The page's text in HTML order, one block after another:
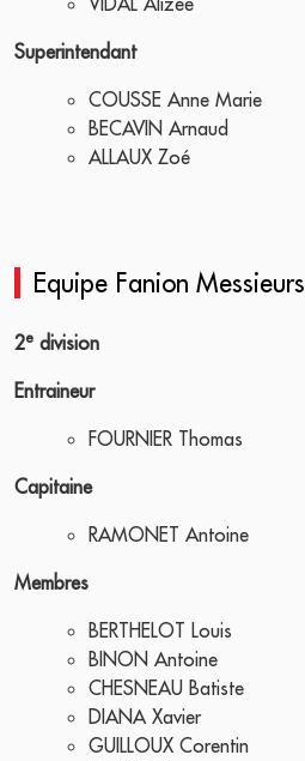
Superintendant
COUSSE Anne Marie
BECAVIN Arnaud
ALLAUX Zoé
Equipe Fanion Messieurs
2e division
Entraineur
FOURNIER Thomas
Capitaine
RAMONET Antoine
Membres
BERTHELOT Louis
BINON Antoine
CHESNEAU Batiste
DIANA Xavier
GUILLOUX Corentin